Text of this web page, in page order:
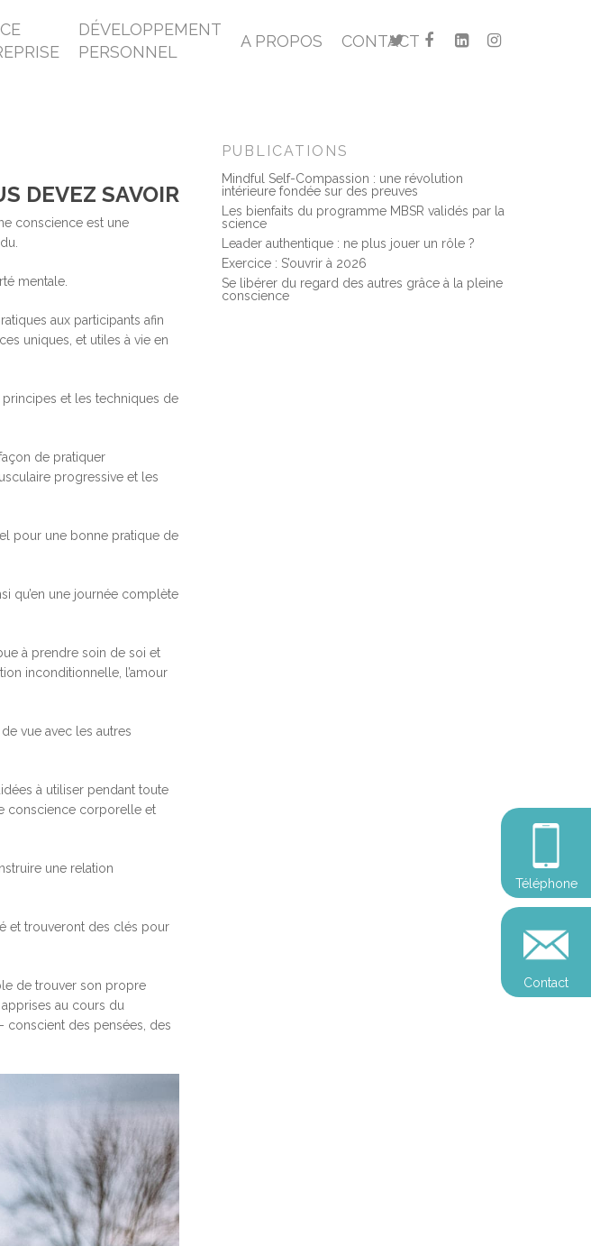
DÉVELOPPEMENT
PERSONNEL
A PROPOS CONTACT
DEVEZ SAVOIR
conscience est une
mentale.
aux participants afin
uniques, et utiles à vie en
et les techniques de
de pratiquer
progressive et les
pour une bonne pratique de
qu’en une journée complète
à prendre soin de soi et
inconditionnelle, l’amour
vue avec les autres
à utiliser pendant toute
conscience corporelle et
une relation
et trouveront des clés pour
de trouver son propre
au cours du
conscient des pensées, des
PUBLICATIONS
Mindful Self-Compassion : une révolution
intérieure fondée sur des preuves
Les bienfaits du programme MBSR validés par la
science
Leader authentique : ne plus jouer un rôle ?
Exercice : S’ouvrir à 2026
Se libérer du regard des autres grâce à la pleine
conscience
Téléphone
Contact